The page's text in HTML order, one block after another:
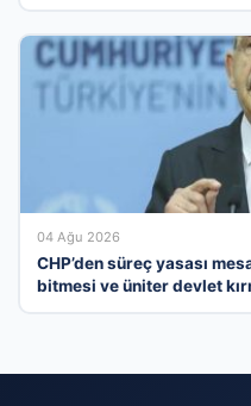
04 Ağu 2026
CHP’den süreç yasası
bitmesi ve üniter devlet